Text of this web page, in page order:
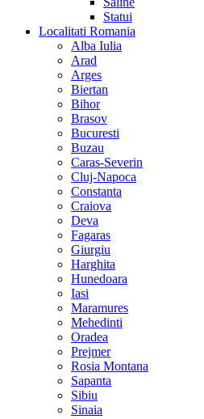
Statui
Localitati Romania
Alba Iulia
Arad
Arges
Biertan
Bihor
Brasov
Bucuresti
Buzau
Caras-Severin
Cluj-Napoca
Constanta
Craiova
Deva
Fagaras
Giurgiu
Harghita
Hunedoara
Iasi
Maramures
Mehedinti
Oradea
Prejmer
Rosia Montana
Sapanta
Sibiu
Sinaia